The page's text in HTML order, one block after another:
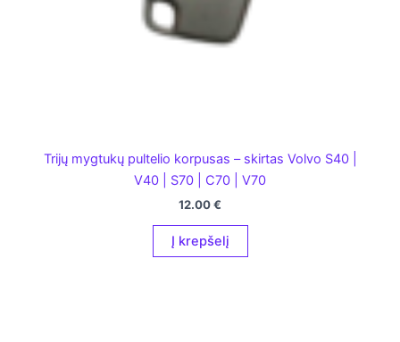
Trijų mygtukų pultelio korpusas – skirtas Volvo S40 |
V40 | S70 | C70 | V70
12.00€
Į krepšelį